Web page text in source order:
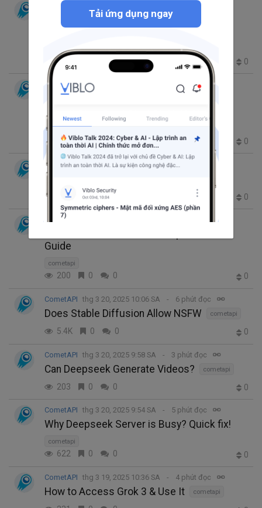
CometAPI 7 phút đọc
How to Prompt Suno: A Comprehensive
Guide
cometapi
340 0 0
CometAPI thg 3 21, 2025 8:27 SA 4 phút đọc
How to use DALL·E 3 to Create AI images
cometapi
78 0 0 0
CometAPI thg 3 21, 2025 8:25 SA 4 phút đọc
Can ChatGPT Create Images?
69 0 0 0
CometAPI
Guide
cometapi
200 0 0 0
CometAPI thg 3 20, 2025 10:06 SA 6 phút đọc
Does Stable Diffusion Allow NSFW cometapi
5.4K 0 0 0
CometAPI thg 3 20, 2025 9:58 SA 3 phút đọc
Can Deepseek Generate Videos? cometapi
203 0 0 0
CometAPI thg 3 20, 2025 9:54 SA 5 phút đọc
Why Deepseek Server is Busy? Quick fix!
cometapi
622 0 0 0
CometAPI thg 3 19, 2025 10:36 SA 4 phút đọc
How to Access Grok 3 & Use It cometapi
Tải ứng dụng ngay